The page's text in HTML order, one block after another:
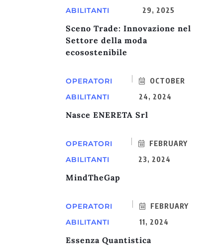
ABILITANTI
29, 2025
Sceno Trade: Innovazione nel
Settore della moda
ecosostenibile
OPERATORI
ABILITANTI
OCTOBER
24, 2024
Nasce ENERETA Srl
OPERATORI
ABILITANTI
FEBRUARY
23, 2024
MindTheGap
OPERATORI
ABILITANTI
FEBRUARY
11, 2024
Essenza Quantistica